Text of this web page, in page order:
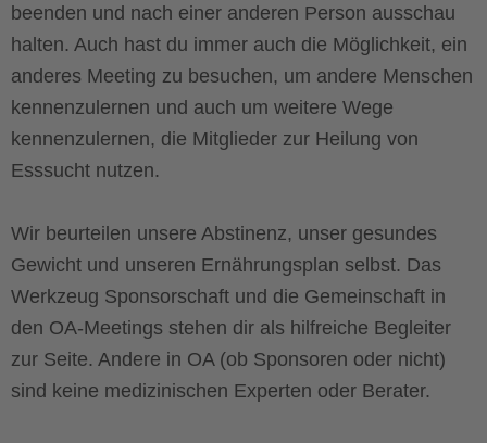
beenden und nach einer anderen Person ausschau
halten. Auch hast du immer auch die Möglichkeit, ein
anderes Meeting zu besuchen, um andere Menschen
kennenzulernen und auch um weitere Wege
kennenzulernen, die Mitglieder zur Heilung von
Esssucht nutzen.
Wir beurteilen unsere Abstinenz, unser gesundes
Gewicht und unseren Ernährungsplan selbst. Das
Werkzeug Sponsorschaft und die Gemeinschaft in
den OA-Meetings stehen dir als hilfreiche Begleiter
zur Seite. Andere in OA (ob Sponsoren oder nicht)
sind keine medizinischen Experten oder Berater.